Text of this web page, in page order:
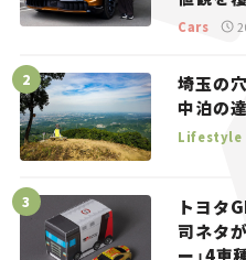
り。
Cars
埼玉の
中泊の
Lifestyle
トヨタ
司ネタ
ー」4車